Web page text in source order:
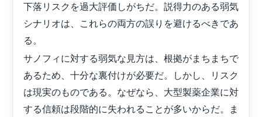
下落リスクを過大評価しがちだ。説得力のある弱気
シナリオは、これらの両方の誤りを避けるべきであ
る。
サノフィに対する弱気な見方は、根拠がまちまちで
あるため、十分な裏付けが必要だ。しかし、リスク
は現実のものである。なぜなら、大型製薬企業に対
する信頼は段階的に失われることが多いからだ。ま